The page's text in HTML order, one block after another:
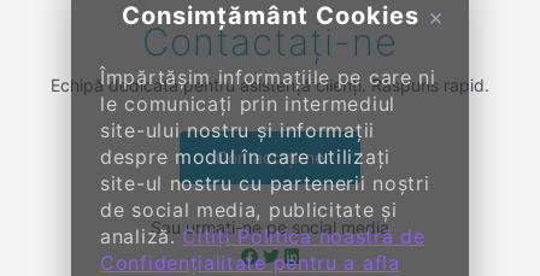
×
Consimțământ Cookies
Împărtășim informațiile pe care ni
le comunicați prin intermediul
site-ului nostru și informații
despre modul în care utilizați
site-ul nostru cu partenerii noștri
de social media, publicitate și
analiză.Citiți Politica noastră de
Confidențialitate pentru a afla
Contactați-ne
Echipă dedicată pentru asistență clienți. Răspuns rapid.
Contactați-ne
Sau urmați-ne pe social media